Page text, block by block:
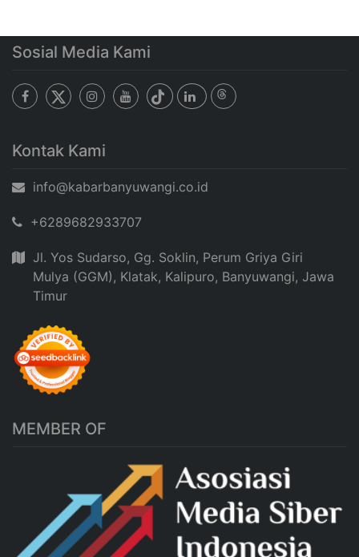
Sosial Media Kami
Kontak Kami
info@kabarbanyuwangi.co.id
+6289682933707
Jl. Yos Sudarso, Gg. Soklin, Perum Griya Giri
Mulya (GGM), Klatak, Kalipuro, Banyuwangi, Jawa
Timur
MEMBER OF